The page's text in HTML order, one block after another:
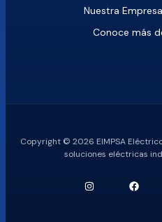
Nuestra
Conoce más
Copyright © 2026 EIMPSA
soluciones eléctricas